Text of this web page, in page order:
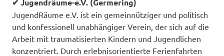
✔ Jugendräume-e.V. (Germering)
JugendRäume e.V. ist ein gemeinnütziger und politisch
und konfessionell unabhängiger Verein, der sich auf die
Arbeit mit traumatisierten Kindern und Jugendlichen
konzentriert. Durch erlebnisorientierte Ferienfahrten